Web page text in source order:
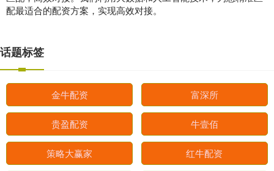
配最适合的配资方案，实现高效对接。
话题标签
金牛配资 富深所
贵盈配资 牛壹佰
策略大赢家 红牛配资